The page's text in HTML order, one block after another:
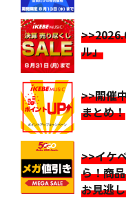
ル」
>>開催
まとめ！
>>イケ
ら！商
お見逃